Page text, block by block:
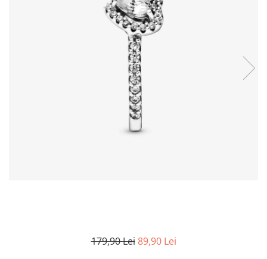
179,90 Lei 89,90 Lei